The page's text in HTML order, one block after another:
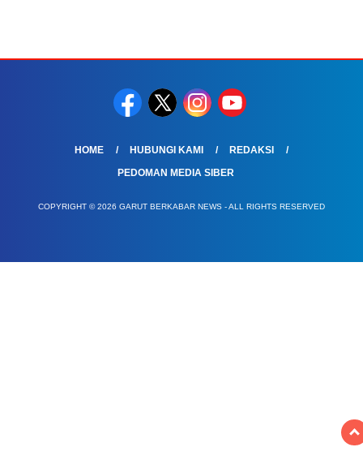
HOME HUBUNGI KAMI
REDAKSI
PEDOMAN MEDIA SIBER
COPYRIGHT © 2026 GARUT BERKABAR NEWS - ALL RIGHTS RESERVED